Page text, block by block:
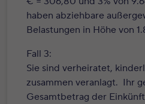
haben abziehbare
Belastungen in Höhe von
Fall 3:
Sie sind verheiratet,
zusammen veranlagt. Ihr
Gesamtbetrag der